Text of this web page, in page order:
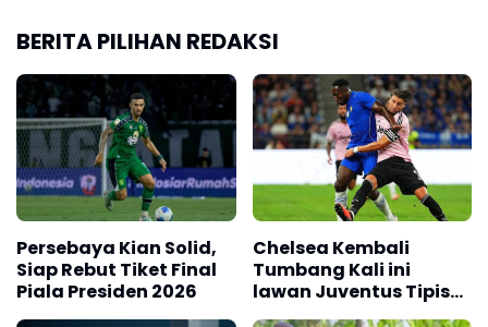
BERITA PILIHAN REDAKSI
Persebaya Kian Solid,
Siap Rebut Tiket Final
Piala Presiden 2026
Chelsea Kembali
Tumbang Kali ini
lawan Juventus Tipis
0-1